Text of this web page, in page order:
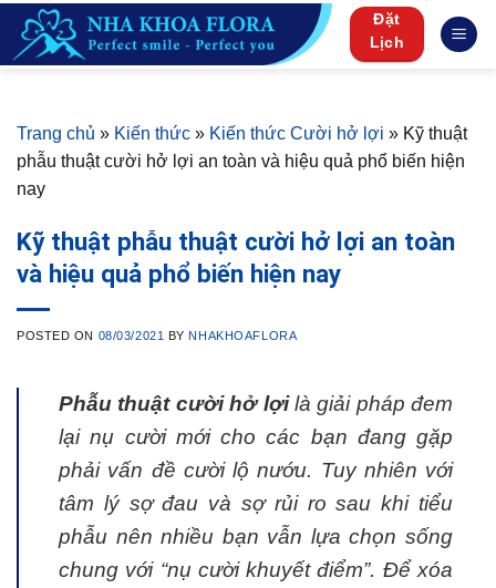
content
Đặt
Lịch
Trang chủ » Kiến thức » Kiến thức Cười hở lợi » Kỹ thuật
phẫu thuật cười hở lợi an toàn và hiệu quả phổ biến hiện
nay
Kỹ thuật phẫu thuật cười hở lợi an toàn
và hiệu quả phổ biến hiện nay
POSTED ON 08/03/2021 BYNHAKHOAFLORA
Phẫu thuật cười hở lợilà giải pháp đem
lại nụ cười mới cho các bạn đang gặp
phải vấn đề cười lộ nướu. Tuy nhiên với
tâm lý sợ đau và sợ rủi ro sau khi tiểu
phẫu nên nhiều bạn vẫn lựa chọn sống
chung với “nụ cười khuyết điểm”. Để xóa